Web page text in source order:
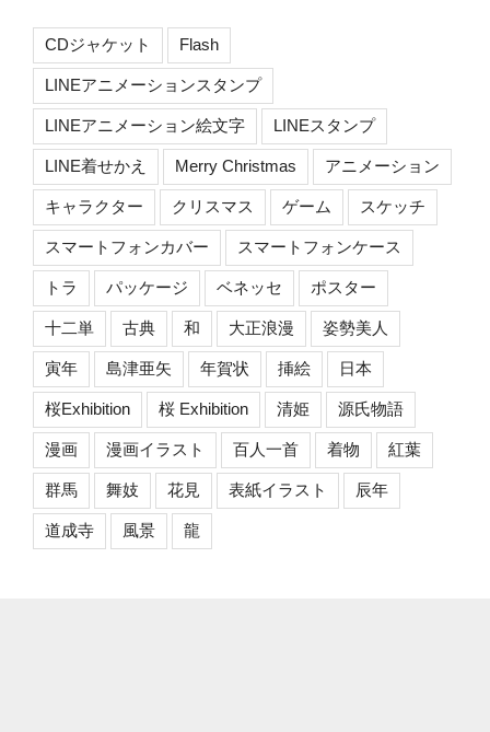
CDジャケット Flash
LINEアニメーションスタンプ
LINEアニメーション絵文字 LINEスタンプ
LINE着せかえ Merry Christmas アニメーション
キャラクター クリスマス ゲーム スケッチ
スマートフォンカバー スマートフォンケース
トラ パッケージ ベネッセ ポスター
十二単 古典 和 大正浪漫 姿勢美人
寅年 島津亜矢 年賀状 挿絵 日本
桜Exhibition 桜 Exhibition 清姫 源氏物語
漫画 漫画イラスト 百人一首 着物 紅葉
群馬 舞妓 花見 表紙イラスト 辰年
道成寺 風景 龍